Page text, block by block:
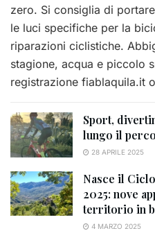
zero. Si consiglia di
le luci specifiche per la
riparazioni ciclistiche.
stagione, acqua e piccolo
registrazione fiablaquila.it
Sport,
lungo il
28 APRILE 2025
Nasce il
2025: nove
territorio in
4 MARZO 2025